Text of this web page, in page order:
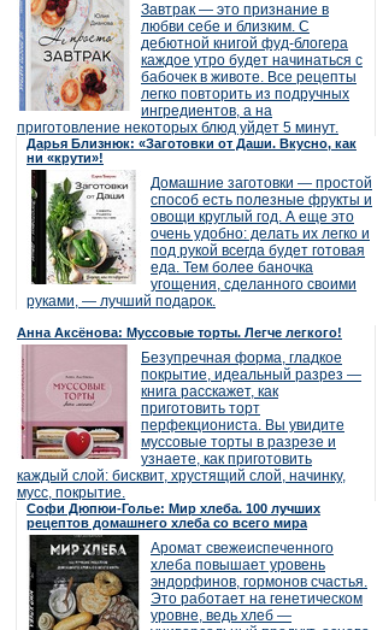
Завтрак — это признание в
любви себе и близким. С
дебютной книгой фуд-блогера
каждое утро будет начинаться с
бабочек в животе. Все рецепты
легко повторить из подручных
ингредиентов, а на
приготовление некоторых блюд уйдет 5 минут.
Дарья Близнюк: «Заготовки от Даши. Вкусно, как
ни «крути»!
Домашние заготовки — простой
способ есть полезные фрукты и
овощи круглый год. А еще это
очень удобно: делать их легко и
под рукой всегда будет готовая
еда. Тем более баночка
угощения, сделанного своими
руками, — лучший подарок.
Анна Аксёнова: Муссовые торты. Легче легкого!
Безупречная форма, гладкое
покрытие, идеальный разрез —
книга расскажет, как
приготовить торт
перфекциониста. Вы увидите
муссовые торты в разрезе и
узнаете, как приготовить
каждый слой: бисквит, хрустящий слой, начинку,
мусс, покрытие.
Софи Дюпюи-Голье: Мир хлеба. 100 лучших
рецептов домашнего хлеба со всего мира
Аромат свежеиспеченного
хлеба повышает уровень
эндорфинов, гормонов счастья.
Это работает на генетическом
уровне, ведь хлеб —